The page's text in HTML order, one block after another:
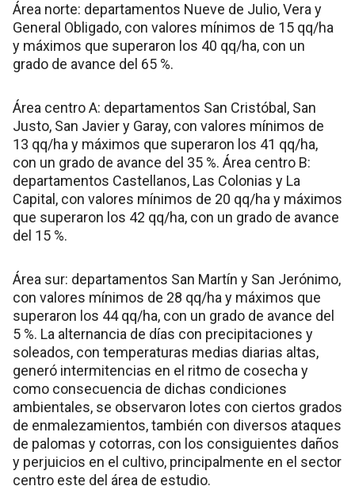
Área norte: departamentos Nueve de Julio, Vera y
General Obligado, con valores mínimos de 15 qq/ha
y máximos que superaron los 40 qq/ha, con un
grado de avance del 65 %.
Área centro A: departamentos San Cristóbal, San
Justo, San Javier y Garay, con valores mínimos de
13 qq/ha y máximos que superaron los 41 qq/ha,
con un grado de avance del 35 %. Área centro B:
departamentos Castellanos, Las Colonias y La
Capital, con valores mínimos de 20 qq/ha y máximos
que superaron los 42 qq/ha, con un grado de avance
del 15 %.
Área sur: departamentos San Martín y San Jerónimo,
con valores mínimos de 28 qq/ha y máximos que
superaron los 44 qq/ha, con un grado de avance del
5 %. La alternancia de días con precipitaciones y
soleados, con temperaturas medias diarias altas,
generó intermitencias en el ritmo de cosecha y
como consecuencia de dichas condiciones
ambientales, se observaron lotes con ciertos grados
de enmalezamientos, también con diversos ataques
de palomas y cotorras, con los consiguientes daños
y perjuicios en el cultivo, principalmente en el sector
centro este del área de estudio.